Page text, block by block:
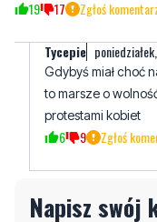
Red is Bad poniedziałek,
Strajkiem Kobiet.
17 Zgłoś
Tycepie
Gdybyś miał choć
6 9 Zgłoś